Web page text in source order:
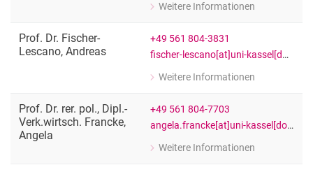
Weitere Informationen
zu Prof. Dr. Andreas Ernst
Prof. Dr. Fischer-
Lescano, Andreas
+49 561 804-3831
fischer-lescano[at]uni-kassel[dot]de
Weitere Informationen
zu Prof. Dr. Andreas Fischer-Lescano
Prof. Dr. rer. pol., Dipl.-
Verk.wirtsch. Francke,
Angela
+49 561 804-7703
angela.francke[at]uni-kassel[dot]de
Weitere Informationen
zu Prof. Dr. rer. pol., Dipl.-